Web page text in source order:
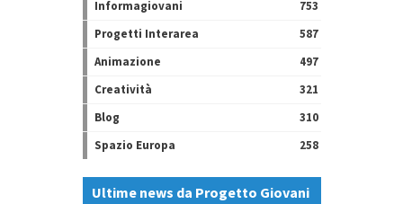
Informagiovani
753
Progetti Interarea
587
Animazione
497
Creatività
321
Blog
310
Spazio Europa
258
Ultime news da Progetto Giovani